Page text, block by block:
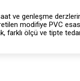
ve genleşme
modifiye PVC
farklı ölçü ve tipte